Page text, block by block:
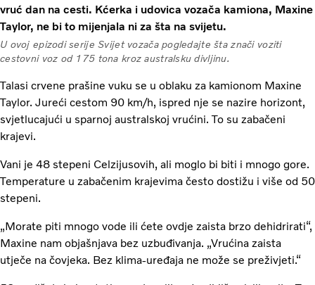
vruć dan na cesti. Kćerka i udovica vozača kamiona, Maxine
Taylor, ne bi to mijenjala ni za šta na svijetu.
U ovoj epizodi serije Svijet vozača pogledajte šta znači voziti
cestovni voz od 175 tona kroz australsku divljinu.
Talasi crvene prašine vuku se u oblaku za kamionom Maxine
Taylor. Jureći cestom 90 km/h, ispred nje se nazire horizont,
svjetlucajući u sparnoj australskoj vrućini. To su zabačeni
krajevi.
Vani je 48 stepeni Celzijusovih, ali moglo bi biti i mnogo gore.
Temperature u zabačenim krajevima često dostižu i više od 50
stepeni.
„Morate piti mnogo vode ili ćete ovdje zaista brzo dehidrirati“,
Maxine nam objašnjava bez uzbuđivanja. „Vrućina zaista
utječe na čovjeka. Bez klima-uređaja ne može se preživjeti.“